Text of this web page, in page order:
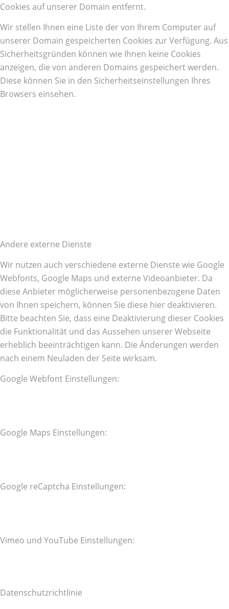
Cookies auf unserer Domain entfernt.
Wir stellen Ihnen eine Liste der von Ihrem Computer auf
unserer Domain gespeicherten Cookies zur Verfügung. Aus
Sicherheitsgründen können wie Ihnen keine Cookies
anzeigen, die von anderen Domains gespeichert werden.
Diese können Sie in den Sicherheitseinstellungen Ihres
Browsers einsehen.
Andere externe Dienste
Wir nutzen auch verschiedene externe Dienste wie Google
Webfonts, Google Maps und externe Videoanbieter. Da
diese Anbieter möglicherweise personenbezogene Daten
von Ihnen speichern, können Sie diese hier deaktivieren.
Bitte beachten Sie, dass eine Deaktivierung dieser Cookies
die Funktionalität und das Aussehen unserer Webseite
erheblich beeinträchtigen kann. Die Änderungen werden
nach einem Neuladen der Seite wirksam.
Google Webfont Einstellungen:
Google Maps Einstellungen:
Google reCaptcha Einstellungen:
Vimeo und YouTube Einstellungen:
Datenschutzrichtlinie